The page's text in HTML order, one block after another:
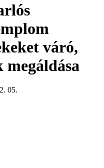
váró,
megáldása
05.